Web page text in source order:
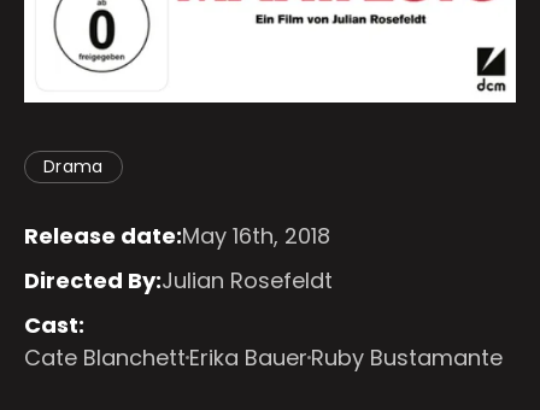
Drama
Release date:May 16th, 2018
Directed By:Julian Rosefeldt
Cast:
Cate Blanchett Erika Bauer Ruby Bustamante